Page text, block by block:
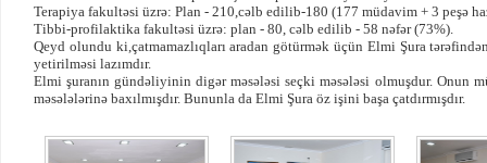
Terapiya fakultəsi üzrə: Plan - 210,cəlb edilib-180 (177 müdavim + 3 peşə
Tibbi-profilaktika fakultəsi üzrə: plan - 80, cəlb edilib - 58 nəfər (73%).
Qeyd olundu ki,çatmamazlıqları aradan götürmək üçün Elmi Şura
yetirilməsi lazımdır.
Elmi şuranın gündəliyinin digər məsələsi seçki məsələsi olmuşdur. Onun
məsələlərinə baxılmışdır. Bununla da Elmi Şura öz işini başa çatdırmışdır.